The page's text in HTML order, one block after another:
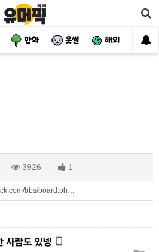
만화 웃썰 해외 핫
3926 1
bbs/board.ph…